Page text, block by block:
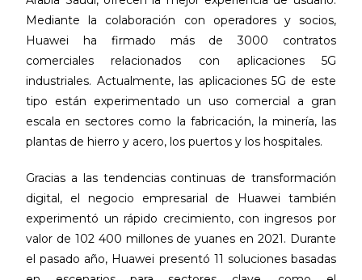
Mediante la colaboración con operadores y socios,
Huawei ha firmado más de 3000 contratos
comerciales relacionados con aplicaciones 5G
industriales. Actualmente, las aplicaciones 5G de este
tipo están experimentado un uso comercial a gran
escala en sectores como la fabricación, la minería, las
plantas de hierro y acero, los puertos y los hospitales.
Gracias a las tendencias continuas de transformación
digital, el negocio empresarial de Huawei también
experimentó un rápido crecimiento, con ingresos por
valor de 102 400 millones de yuanes en 2021. Durante
el pasado año, Huawei presentó 11 soluciones basadas